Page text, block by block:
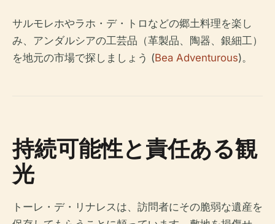
サルモレホやラホ・デ・トロなどの郷土料理を楽し
み、アンダルシアの工芸品（革製品、陶器、銀細工）
を地元の市場で探しましょう (Bea Adventurous)。
持続可能性と責任ある観
光
トーレ・デ・リナレスは、訪問者にその脆弱な遺産を